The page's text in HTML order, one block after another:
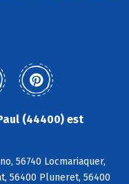
(44400) est
56740 Locmariaquer,
56400 Pluneret, 56400